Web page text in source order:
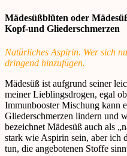
Mädesüßblüten oder
Kopf-und Gliederschmerzen
Natürliches Aspirin. Wer sich
dringend hinzufügen.
Mädesüß ist aufgrund seiner
meiner Lieblingsdrogen, egal
Immunbooster Mischung kann
Gliederschmerzen lindern und
bezeichnet Mädesüß auch als
stark wie Aspirin sein, aber ich
tun, die angebotenen Stoffe